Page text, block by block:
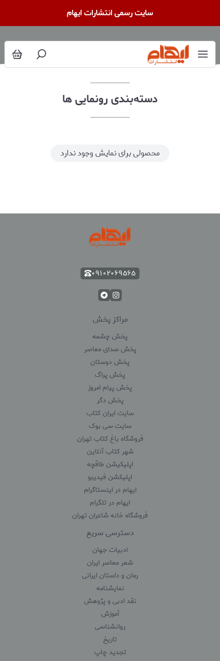
سایت رسمی انتشارات ایهام
دسته‌بندی رونمایی ها
محصولی برای نمایش وجود ندارد
۰۹۱۰۲۰۶۹۵۶۵
مراکز پخش
پخش چشمه
پخش صدای معاصر
پخش دوستان
پخش پراگ
پخش پیام امروز
پخش دگر
سایت ایران کتاب
سایت سی بوک
فروشگاه باغ کتاب تهران
شهر کتاب آنلاین
اپلیکیشن طاقچه
اپلیکشن فیدیبو
ایهام در اینستاگرام
ایهام در تلگرام
فروشگاه خانه شاعران تهران
دسترسی سریع
ادبیات جهان
شعر معاصر ایران
رمان و داستان ایرانی
نمایشنامه
نقد ادبی و پژوهش
آموزش
روانشناسی
تاریخ
تجدید چاپ